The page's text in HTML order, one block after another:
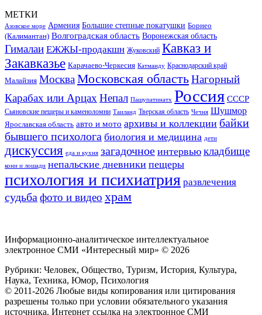
МЕТКИ
Азовское море Армения Большие степные покатушки Борнео
(Калимантан) Волгоградская область Воронежская область
Гималаи ЕЖЖЫ-продакшн Жуковский Кавказ и
Закавказье Карачаево-Черкесия Катманду Краснодарский край
Малайзия МоскваМосковская областьНагорный
Карабах или Арцах Непал Пашупатинатх Россия СССР
Сьяновские пещеры и каменоломни Таиланд Тверская область Чечня Шушмор
Ярославская область авто и мото архивы и коллекции байки
бывшего психолога биология и медицина дети
дискуссия еда и кухня загадочное интервью кладбище
кони и лошади непальские дневники пещеры
психология и психиатрия развлечения
судьба фото и видео храм
Информационно-аналитическое интеллектуальное
электронное СМИ «Интересный мир» © 2026
Рубрики: Человек, Общество, Туризм, История, Культура,
Наука, Техника, Юмор, Психология
© 2011-2026 Любые виды копирования или цитирования
разрешены только при условии обязательного указания
источника. Интернет ссылка на электронное СМИ